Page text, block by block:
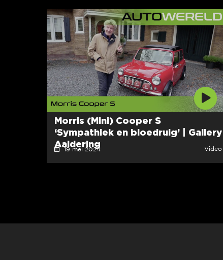
Morris (Mini) Cooper S
‘Sympathiek en bloedruig’ | Gallery
Aaldering
19 mei 2024 Video